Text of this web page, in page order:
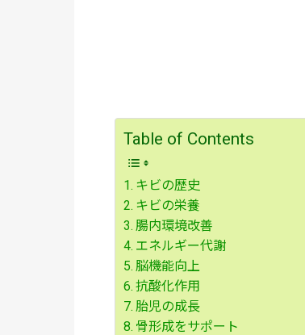
Table of Contents
キビの歴史
キビの栄養
腸内環境改善
エネルギー代謝
脳機能向上
抗酸化作用
胎児の成長
骨形成をサポート